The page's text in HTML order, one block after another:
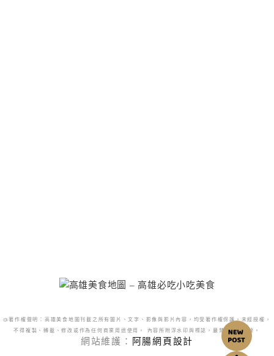
@著作權聲明：高雄美食地圖刊載之所有圖片、文字、影像與影片內容，均受著作權保護。未經授權，
不得複製、轉載、修改或作為任何商業用途使用。 內容所附浮水印與標誌，嚴禁更改或移除。
網站維護： 阿腸網頁設計